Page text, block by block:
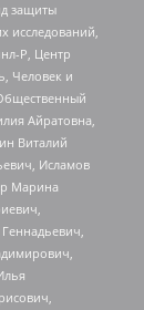
защиты
исследований,
Р, Центр
Человек и
Айратовна,
Виталий
Исламов
Марина